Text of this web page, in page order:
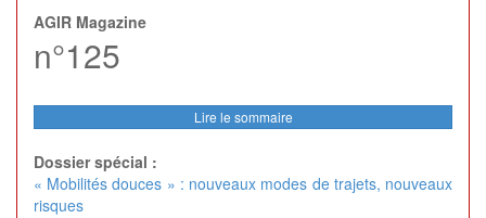
AGIR Magazine
n°125
Lire le sommaire
Dossier spécial :
« Mobilités douces » : nouveaux modes de trajets, nouveaux
risques